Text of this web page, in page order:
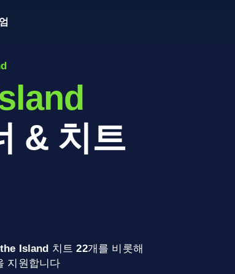
& 치트
Island 치트22개를 비롯해
지원합니다